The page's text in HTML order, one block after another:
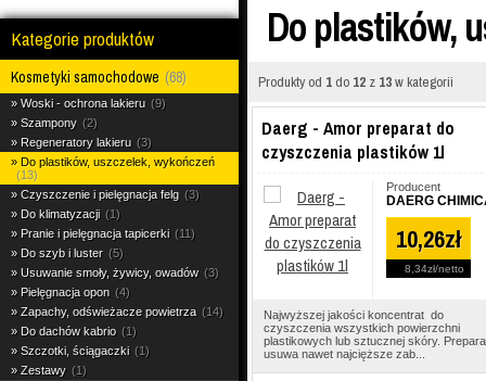
Kategorie produktów
Kosmetyki samochodowe 68
Woski - ochrona lakieru
9
Szampony
2
Regeneratory lakieru
3
Do plastików, uszczelek, wykończeń
13
Czyszczenie i pielęgnacja felg
3
Do klimatyzacji
1
Pranie i pielęgnacja tapicerki
11
Do szyb i luster
5
Usuwanie smoły, żywicy, owadów
3
Pielęgnacja opon
4
Zapachy, odświeżacze powietrza
14
Do dachów kabrio
1
Szczotki, ściągaczki
1
Zestawy
1
Do plastików,
Produkty od 1 do 12 z 13w kategorii
Daerg - Amor preparat do
czyszczenia plastików 1l
Producent
DAERG
10,26zł
8,34zł netto
Najwyższej jakości koncentrat do
czyszczenia wszystkich powierzchni
plastikowych lub sztucznej skóry.
usuwa nawet najcięższe zab...